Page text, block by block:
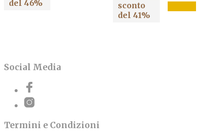
del 46%
prodotto
sconto
del 41%
Social Media
Termini e Condizioni